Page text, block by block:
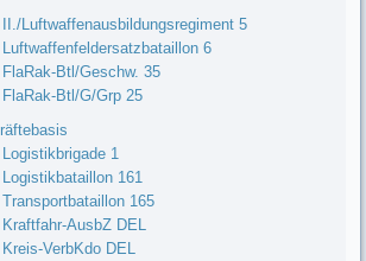
II./Luftwaffenausbildungsregiment 5
Luftwaffenfeldersatzbataillon 6
FlaRak-Btl/Geschw. 35
FlaRak-Btl/G/Grp 25
Logistikbrigade 1
Logistikbataillon 161
Transportbataillon 165
Kraftfahr-AusbZ DEL
Kreis-VerbKdo DEL